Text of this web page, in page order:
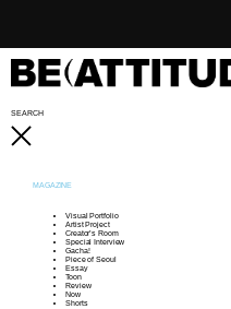
SEARCH
MAGAZINE
Visual Portfolio
Artist Project
Creator’s Room
Special Interview
Gacha!
Piece of Seoul
Essay
Toon
Review
Now
Shorts